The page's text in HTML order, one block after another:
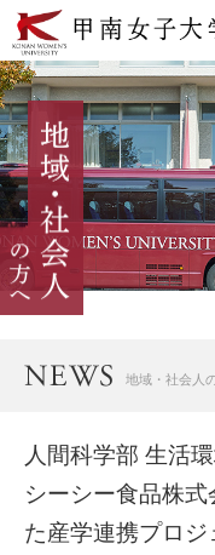
本
文
へ
の
リ
ン
ク
ナ
ビ
ゲ
ー
シ
ョ
地域・社会人
人間科学部 生活
シーシー食品株
た産学連携プロ